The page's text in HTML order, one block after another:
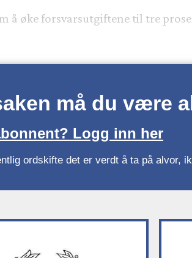
å øke forsvarsutgiftene til tre
må du være
Logg inn her
ordskifte det er verdt å ta på alvor,